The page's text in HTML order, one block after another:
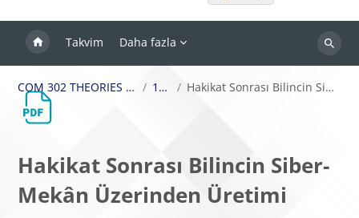
Takvim Daha fazla
Dersleri
COM 302 THEORIES OF COMMUNICATION 14.Hafta Hakikat Sonrası Bilincin Siber-Mekân Üzerinden Üretimi
Hakikat Sonrası Bilincin Siber-
Mekân Üzerinden Üretimi